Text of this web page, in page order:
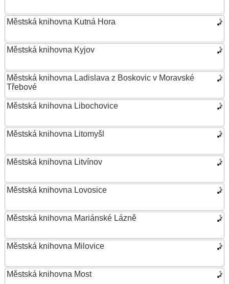
Městská knihovna Kutná Hora
Městská knihovna Kyjov
Městská knihovna Ladislava z Boskovic v Moravské
Třebové
Městská knihovna Libochovice
Městská knihovna Litomyšl
Městská knihovna Litvínov
Městská knihovna Lovosice
Městská knihovna Mariánské Lázně
Městská knihovna Milovice
Městská knihovna Most